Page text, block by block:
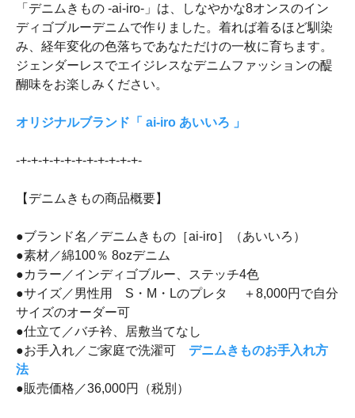
「デニムきもの -ai-iro-」は、しなやかな8オンスのイン
ディゴブルーデニムで作りました。着れば着るほど馴染
み、経年変化の色落ちであなただけの一枚に育ちます。
ジェンダーレスでエイジレスなデニムファッションの醍
醐味をお楽しみください。
オリジナルブランド「 ai-iro あいいろ 」
-+-+-+-+-+-+-+-+-+-+-+-
【デニムきもの商品概要】
●ブランド名／デニムきもの［ai-iro］（あいいろ）
●素材／綿100％ 8ozデニム
●カラー／インディゴブルー、ステッチ4色
●サイズ／男性用 S・M・Lのプレタ ＋8,000円で自分
サイズのオーダー可
●仕立て／バチ衿、居敷当てなし
●お手入れ／ご家庭で洗濯可 デニムきものお手入れ方
法
●販売価格／36,000円（税別）